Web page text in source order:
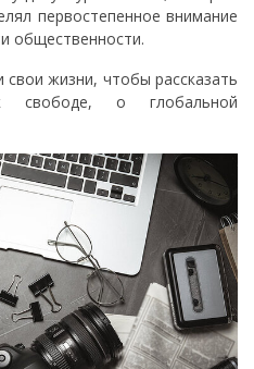
первостепенное внимание
общественности.
жизни, чтобы рассказать
о глобальной